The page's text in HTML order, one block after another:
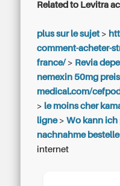
Related to Levitra
plus sur le sujet>
comment-acheter-
france/> Revia
nemexin 50mg
medical.com/
> le moins cher
ligne>Wo kann ich
nachnahme
internet